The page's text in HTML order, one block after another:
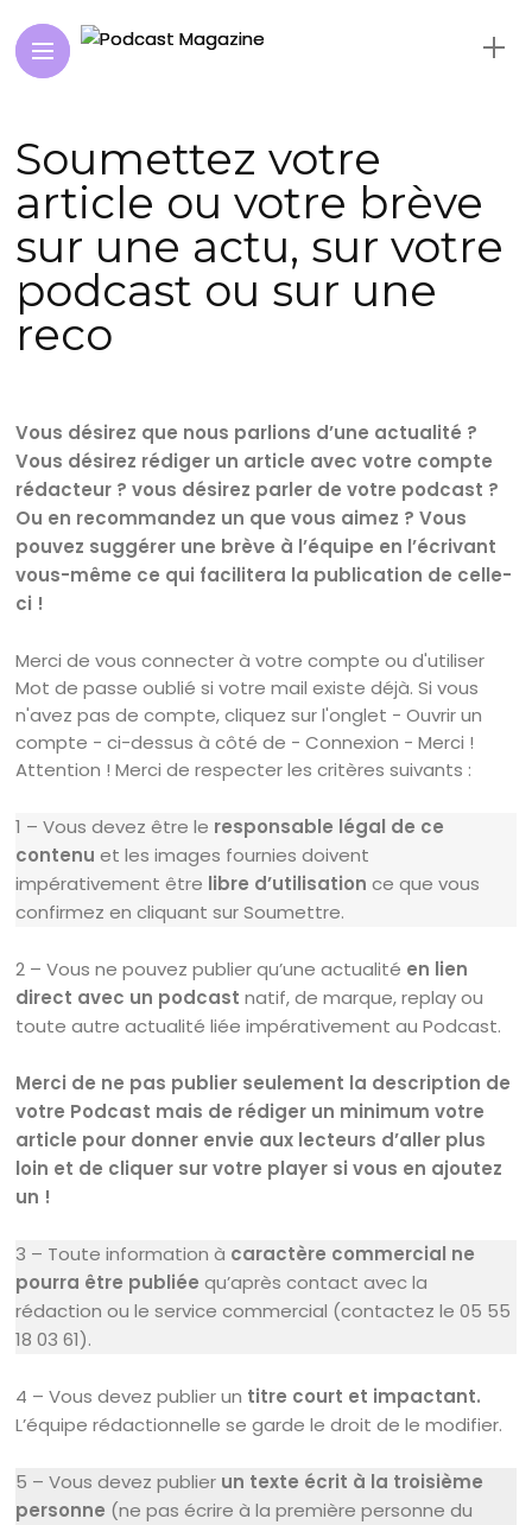
Soumettez votre
article ou votre brève
sur une actu, sur votre
podcast ou sur une
reco
Vous désirez que nous parlions d’une actualité ?
Vous désirez rédiger un article avec votre compte
rédacteur ? vous désirez parler de votre podcast ?
Ou en recommandez un que vous aimez ? Vous
pouvez suggérer une brève à l’équipe en l’écrivant
vous-même ce qui facilitera la publication de celle-
ci !
Merci de vous connecter à votre compte ou d'utiliser
Mot de passe oublié si votre mail existe déjà. Si vous
n'avez pas de compte, cliquez sur l'onglet - Ouvrir un
compte - ci-dessus à côté de - Connexion - Merci !
Attention ! Merci de respecter les critères suivants :
1 – Vous devez être le responsable légal de ce
contenu et les images fournies doivent
impérativement être libre d’utilisation ce que vous
confirmez en cliquant sur Soumettre.
2 – Vous ne pouvez publier qu’une actualité en lien
direct avec un podcast natif, de marque, replay ou
toute autre actualité liée impérativement au Podcast.
Merci de ne pas publier seulement la description de
votre Podcast mais de rédiger un minimum votre
article pour donner envie aux lecteurs d’aller plus
loin et de cliquer sur votre player si vous en ajoutez
un !
3 – Toute information à caractère commercial ne
pourra être publiéequ’après contact avec la
rédaction ou le service commercial (contactez le 05 55
18 03 61).
4 – Vous devez publier un titre court et impactant.
L’équipe rédactionnelle se garde le droit de le modifier.
5 – Vous devez publier un texte écrit à la troisième
personne (ne pas écrire à la première personne du